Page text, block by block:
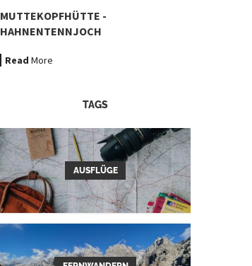
MUTTEKOPFHÜTTE -
HAHNENTENNJOCH
Read More
TAGS
AUSFLÜGE